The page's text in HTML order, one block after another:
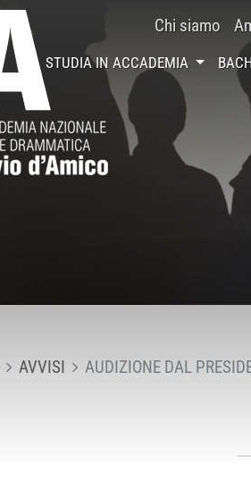
Chi siamo
STUDIA IN ACCADEMIA
AVVISI AUDIZIONE DAL